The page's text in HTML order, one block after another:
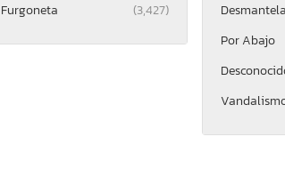
Furgoneta
(3,427)
Por Abajo